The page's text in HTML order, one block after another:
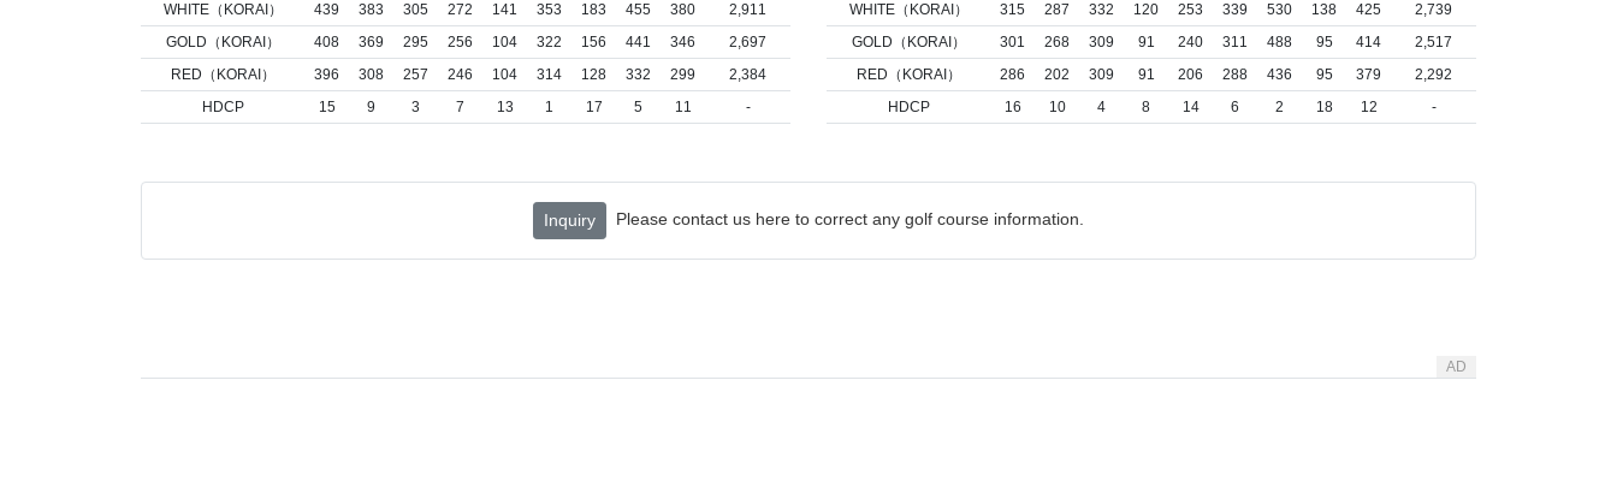
WHITE（KORAI）
439 383 305 272 141 353 183 455 380
2,911
GOLD（KORAI）
408 369 295 256 104 322 156 441 346
2,697
RED（KORAI）
396 308 257 246 104 314 128 332 299
2,384
HDCP
15 9 3 7 13 1 17 5 11 -
WHITE（KORAI）
315 287 332 120 253 339 530 138 425
2,739
GOLD（KORAI）
301 268 309 91 240 311 488 95 414
2,517
RED（KORAI）
286 202 309 91 206 288 436 95 379
2,292
HDCP
16 10 4 8 14 6 2 18 12 -
Inquiry Please contact us here to correct any golf course information.
AD